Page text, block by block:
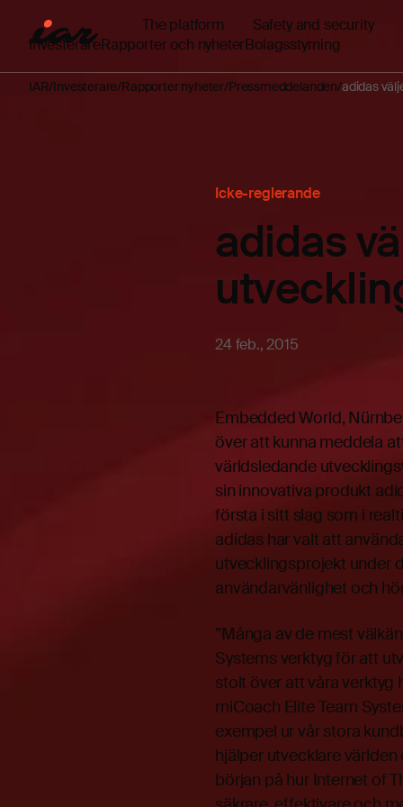
The platform Safety and security
InvesterareRapporter och nyheterBolagsstyrning
IAR Investerare Rapporter nyheter Pressmeddelanden adidas
Icke-reglerande
adidas
24 feb., 2015
Embedded World,
över att kunna meddela
världsledande
sin innovativa produkt
första i sitt slag som i
adidas har valt att
utvecklingsprojekt under
användarvänlighet och
”Många av de mest
Systems verktyg för att
stolt över att våra verktyg
miCoach Elite Team
exempel ur vår stora
hjälper utvecklare
början på hur Internet of